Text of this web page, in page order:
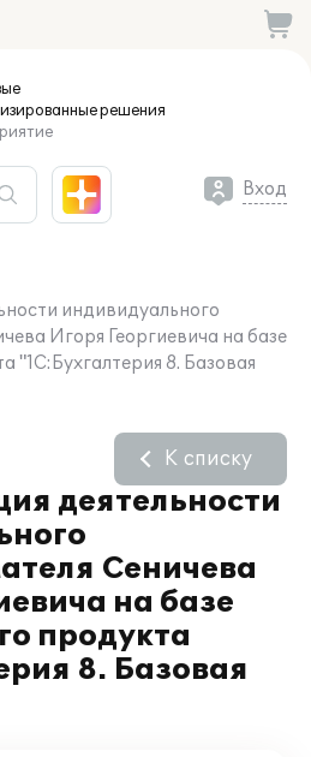
решения
Вход
индивидуального
Игоря Георгиевича на базе
"1С:Бухгалтерия 8. Базовая
деятельности
Сеничева
на базе
продукта
8. Базовая
К списку